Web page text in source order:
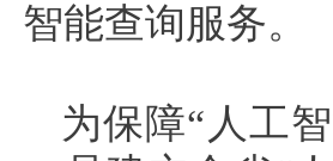
智能查询服务。
为保障“人工